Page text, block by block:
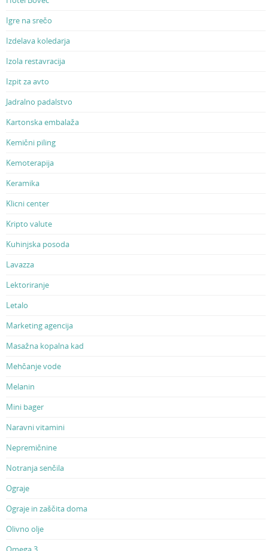
Igre na srečo
Izdelava koledarja
Izola restavracija
Izpit za avto
Jadralno padalstvo
Kartonska embalaža
Kemični piling
Kemoterapija
Keramika
Klicni center
Kripto valute
Kuhinjska posoda
Lavazza
Lektoriranje
Letalo
Marketing agencija
Masažna kopalna kad
Mehčanje vode
Melanin
Mini bager
Naravni vitamini
Nepremičnine
Notranja senčila
Ograje
Ograje in zaščita doma
Olivno olje